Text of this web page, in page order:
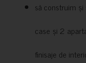
să construim
case și 2
finisaje de